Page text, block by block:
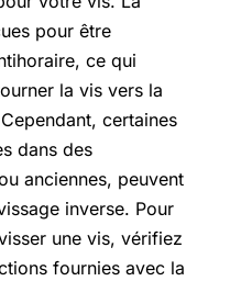
pour être
ce qui
la vis vers la
certaines
dans des
anciennes, peuvent
inverse. Pour
une vis, vérifiez
fournies avec la